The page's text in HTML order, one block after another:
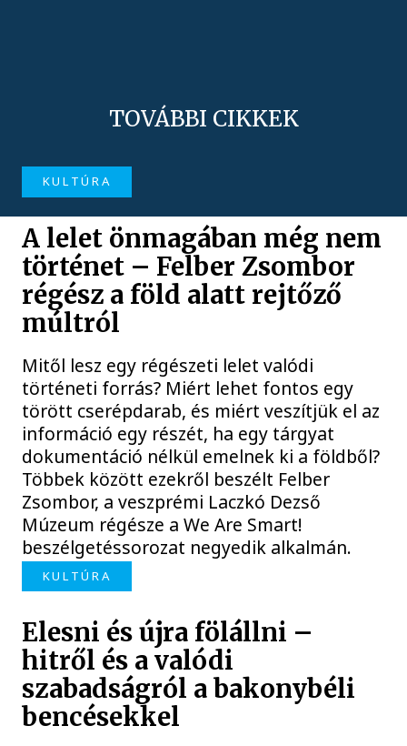
TOVÁBBI CIKKEK
KULTÚRA
A lelet önmagában még nem
történet – Felber Zsombor
régész a föld alatt rejtőző
múltról
Mitől lesz egy régészeti lelet valódi
történeti forrás? Miért lehet fontos egy
törött cserépdarab, és miért veszítjük el az
információ egy részét, ha egy tárgyat
dokumentáció nélkül emelnek ki a földből?
Többek között ezekről beszélt Felber
Zsombor, a veszprémi Laczkó Dezső
Múzeum régésze a We Are Smart!
beszélgetéssorozat negyedik alkalmán.
KULTÚRA
Elesni és újra fölállni –
hitről és a valódi
szabadságról a bakonybéli
bencésekkel